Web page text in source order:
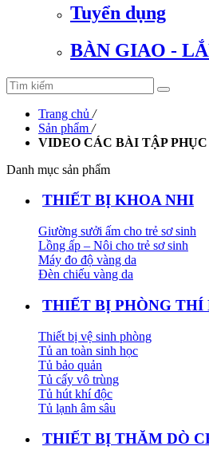
Tuyển dụng
BÀN GIAO -
Trang chủ /
Sản phẩm /
VIDEO CÁC BÀI TẬP
Danh mục sản phẩm
THIẾT BỊ KHOA NHI
Giường sưởi ấm cho trẻ sơ sinh
Lồng ấp – Nôi cho trẻ sơ sinh
Máy đo độ vàng da
Đèn chiếu vàng da
THIẾT BỊ PHÒNG THÍ
Thiết bị vệ sinh phòng
Tủ an toàn sinh học
Tủ bảo quản
Tủ cấy vô trùng
Tủ hút khí độc
Tủ lạnh âm sâu
THIẾT BỊ THĂM DÒ